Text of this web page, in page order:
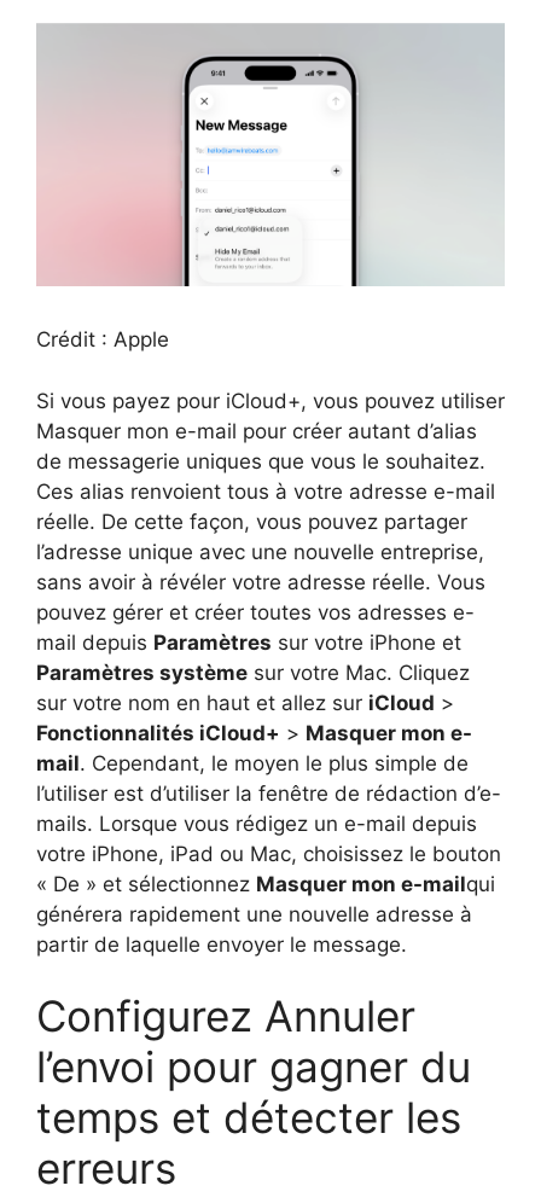
Crédit : Apple
Si vous payez pour iCloud+, vous pouvez utiliser
Masquer mon e-mail pour créer autant d’alias
de messagerie uniques que vous le souhaitez.
Ces alias renvoient tous à votre adresse e-mail
réelle. De cette façon, vous pouvez partager
l’adresse unique avec une nouvelle entreprise,
sans avoir à révéler votre adresse réelle. Vous
pouvez gérer et créer toutes vos adresses e-
mail depuis Paramètres sur votre iPhone et
Paramètres système sur votre Mac. Cliquez
sur votre nom en haut et allez sur iCloud >
Fonctionnalités iCloud+ > Masquer mon e-
mail. Cependant, le moyen le plus simple de
l’utiliser est d’utiliser la fenêtre de rédaction d’e-
mails. Lorsque vous rédigez un e-mail depuis
votre iPhone, iPad ou Mac, choisissez le bouton
« De » et sélectionnez Masquer mon e-mailqui
générera rapidement une nouvelle adresse à
partir de laquelle envoyer le message.
Configurez Annuler
l’envoi pour gagner du
temps et détecter les
erreurs